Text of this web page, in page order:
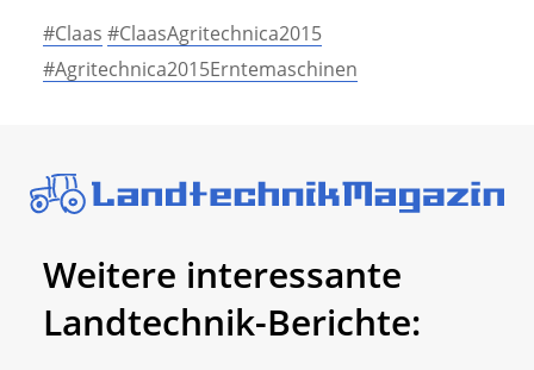
#Claas #ClaasAgritechnica2015
#Agritechnica2015Erntemaschinen
Weitere interessante
Landtechnik-Berichte: